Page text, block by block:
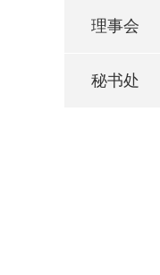
理事会
秘书处